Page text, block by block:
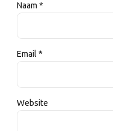
Naam *
Email *
Website